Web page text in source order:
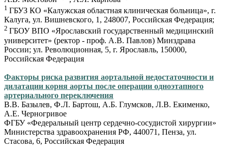
1 ГБУЗ КО «Калужская областная клиническая больница», г.
Калуга, ул. Вишневского, 1, 248007, Российская Федерация;
2 ГБОУ ВПО «Ярославский государственный медицинский
университет» (ректор - проф. А.В. Павлов) Минздрава
России; ул. Революционная, 5, г. Ярославль, 150000,
Российская Федерация
Факторы риска развития аортальной недостаточности и
дилатации корня аорты после операции одноэтапного
артериального переключения
В.В. Базылев, Ф.Л. Бартош, А.Б. Глумсков, Л.В. Екименко,
А.Е. Черногривое
ФГБУ «Федеральный центр сердечно-сосудистой хирургии»
Министерства здравоохранения РФ, 440071, Пенза, ул.
Стасова, 6, Российская Федерация